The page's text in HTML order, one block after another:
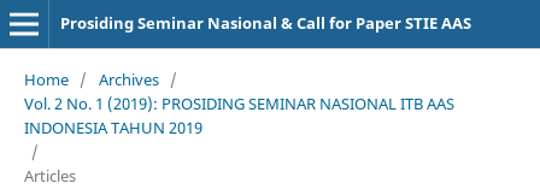
Prosiding Seminar Nasional & Call for Paper STIE AAS
Home / Archives /
Vol. 2 No. 1 (2019): PROSIDING SEMINAR NASIONAL ITB AAS
INDONESIA TAHUN 2019
/
Articles